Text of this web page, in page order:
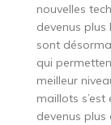
nouvelles
devenus plus
sont
qui
meilleur
maillots
devenus plus